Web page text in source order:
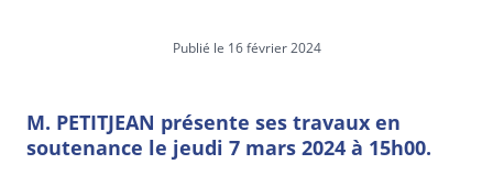
Publié le 16 février 2024
M. PETITJEAN présente ses travaux en
soutenance le jeudi 7 mars 2024 à 15h00.